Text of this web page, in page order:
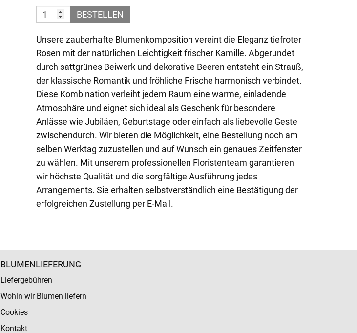
BESTELLEN
Unsere zauberhafte Blumenkomposition vereint die Eleganz tiefroter
Rosen mit der natürlichen Leichtigkeit frischer Kamille. Abgerundet
durch sattgrünes Beiwerk und dekorative Beeren entsteht ein Strauß,
der klassische Romantik und fröhliche Frische harmonisch verbindet.
Diese Kombination verleiht jedem Raum eine warme, einladende
Atmosphäre und eignet sich ideal als Geschenk für besondere
Anlässe wie Jubiläen, Geburtstage oder einfach als liebevolle Geste
zwischendurch. Wir bieten die Möglichkeit, eine Bestellung noch am
selben Werktag zuzustellen und auf Wunsch ein genaues Zeitfenster
zu wählen. Mit unserem professionellen Floristenteam garantieren
wir höchste Qualität und die sorgfältige Ausführung jedes
Arrangements. Sie erhalten selbstverständlich eine Bestätigung der
erfolgreichen Zustellung per E-Mail.
BLUMENLIEFERUNG
Liefergebühren
Wohin wir Blumen liefern
Cookies
Kontakt